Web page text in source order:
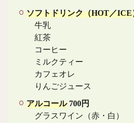
ソフトドリンク（HOT／ICE
牛乳
紅茶
コーヒー
ミルクティー
カフェオレ
りんごジュース
アルコール700円
グラスワイン（赤・白）